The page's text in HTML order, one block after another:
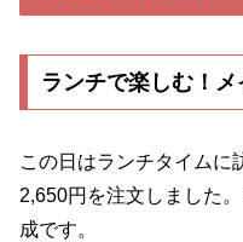
ランチで楽しむ！
この日はランチタイムに
2,650円を注文しました
成です。